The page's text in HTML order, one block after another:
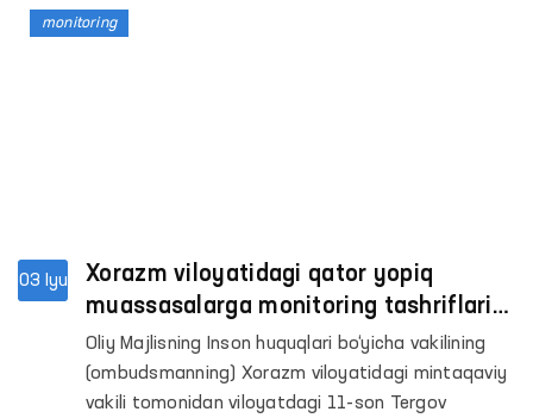
03 Iyu
Xorazm viloyatidagi qator yopiq
muassasalarga monitoring tashriflari
amalga oshirildi
Oliy Majlisning Inson huquqlari bo‘yicha vakilining
(ombudsmanning) Xorazm viloyatidagi mintaqaviy
vakili tomonidan viloyatdagi 11-son Tergov
monitoring